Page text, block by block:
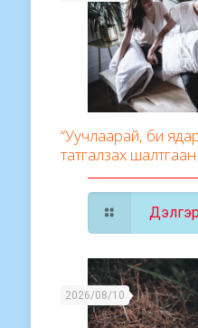
“Уучлаарай, би
татгалзах шалтгаан
2026/08/10